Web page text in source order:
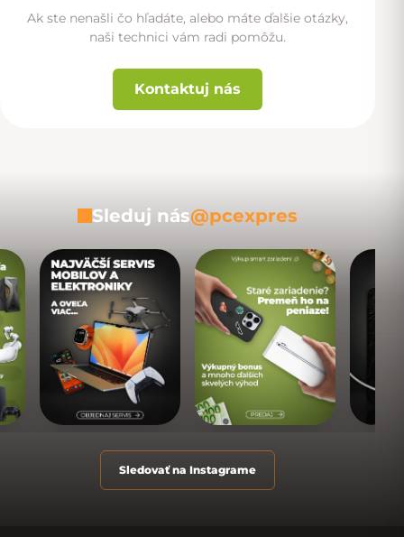
Ak ste nenašli čo hľadáte, alebo máte ďalšie otázky,
naši technici vám radi pomôžu.
Kontaktuj nás
Sleduj nás@pcexpres
Sledovať na Instagrame